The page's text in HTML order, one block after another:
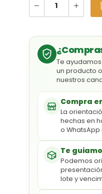
Te
un producto
nuestros
Compra
La
hechas en
o WhatsApp
Te
Podemos
lote y